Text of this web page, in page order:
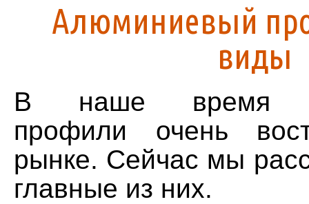
Алюминиевый
виды
В наше время
профили очень
рынке. Сейчас мы
главные из них.